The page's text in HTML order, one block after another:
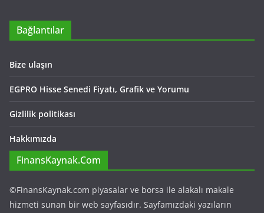
Bağlantılar
Bize ulaşın
EGPRO Hisse Senedi Fiyatı, Grafik ve Yorumu
Gizlilik politikası
Hakkımızda
FinansKaynak.Com
©FinansKaynak.com piyasalar ve borsa ile alakalı makale
hizmeti sunan bir web sayfasıdır. Sayfamızdaki yazıların